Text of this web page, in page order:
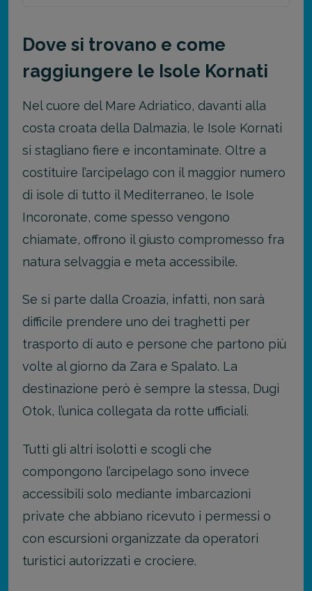
Dove si trovano e come
raggiungere le Isole Kornati
Nel cuore del Mare Adriatico, davanti alla
costa croata della Dalmazia, le Isole Kornati
si stagliano fiere e incontaminate. Oltre a
costituire l’arcipelago con il maggior numero
di isole di tutto il Mediterraneo, le Isole
Incoronate, come spesso vengono
chiamate, offrono il giusto compromesso fra
natura selvaggia e meta accessibile.
Se si parte dalla Croazia, infatti, non sarà
difficile prendere uno dei traghetti per
trasporto di auto e persone che partono più
volte al giorno da Zara e Spalato. La
destinazione però è sempre la stessa, Dugi
Otok, l’unica collegata da rotte ufficiali.
Tutti gli altri isolotti e scogli che
compongono l’arcipelago sono invece
accessibili solo mediante imbarcazioni
private che abbiano ricevuto i permessi o
con escursioni organizzate da operatori
turistici autorizzati e crociere.